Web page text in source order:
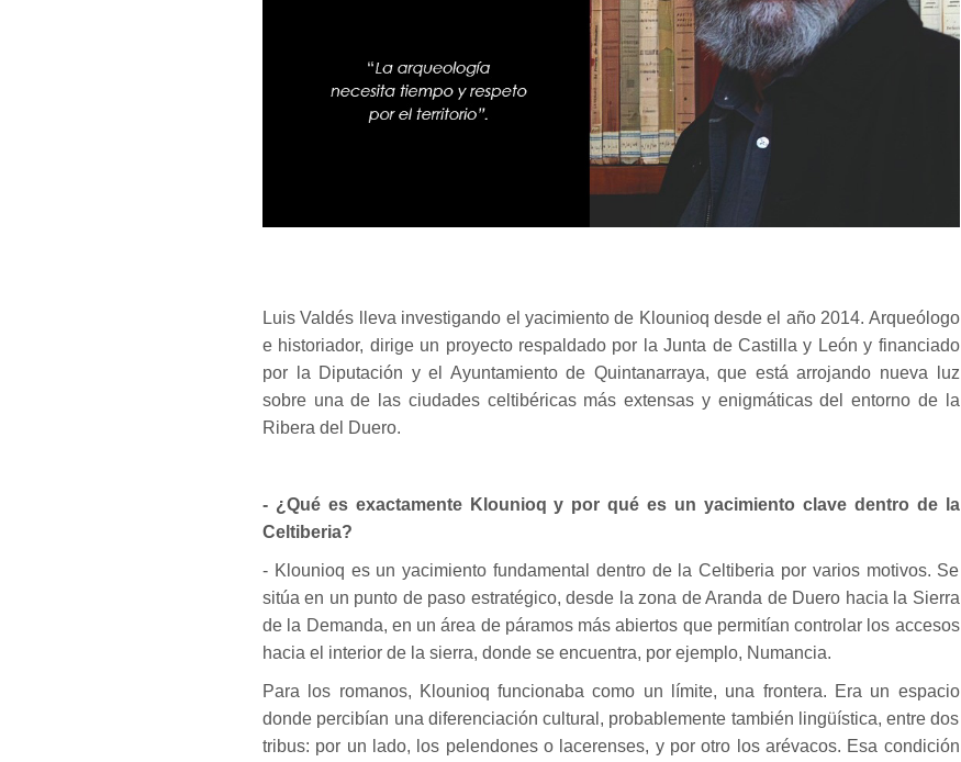
Luis Valdés lleva investigando el yacimiento de Klounioq desde el año 2014. Arqueólogo
e historiador, dirige un proyecto respaldado por la Junta de Castilla y León y financiado
por la Diputación y el Ayuntamiento de Quintanarraya, que está arrojando nueva luz
sobre una de las ciudades celtibéricas más extensas y enigmáticas del entorno de la
Ribera del Duero.
- ¿Qué es exactamente Klounioq y por qué es un yacimiento clave dentro de la
Celtiberia?
- Klounioq es un yacimiento fundamental dentro de la Celtiberia por varios motivos. Se
sitúa en un punto de paso estratégico, desde la zona de Aranda de Duero hacia la Sierra
de la Demanda, en un área de páramos más abiertos que permitían controlar los accesos
hacia el interior de la sierra, donde se encuentra, por ejemplo, Numancia.
Para los romanos, Klounioq funcionaba como un límite, una frontera. Era un espacio
donde percibían una diferenciación cultural, probablemente también lingüística, entre dos
tribus: por un lado, los pelendones o lacerenses, y por otro los arévacos. Esa condición